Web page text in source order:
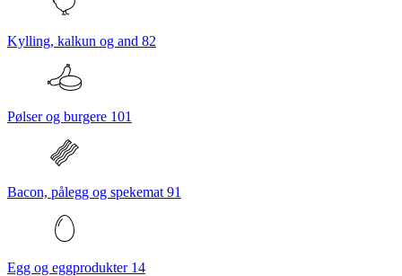
Kylling, kalkun og and 82
Pølser og burgere 101
Bacon, pålegg og spekemat 91
Egg og eggprodukter 14